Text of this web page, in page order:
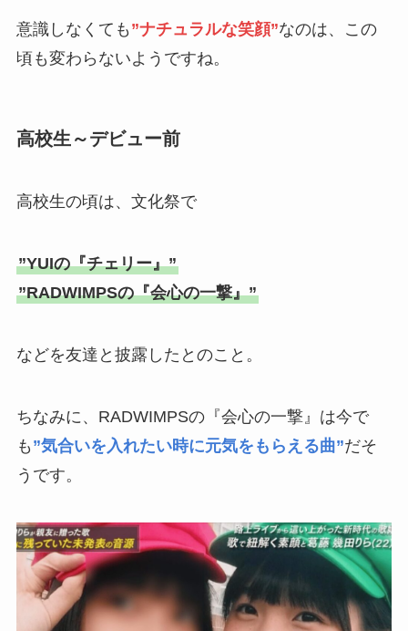
意識しなくても ”ナチュラルな笑顔”なのは、この
頃も変わらないようですね。
高校生～デビュー前
高校生の頃は、文化祭で
”YUIの『チェリー』”
”RADWIMPSの『会心の一撃』”
などを友達と披露したとのこと。
ちなみに、RADWIMPSの『会心の一撃』は今で
も ”気合いを入れたい時に元気をもらえる曲”だそ
うです。